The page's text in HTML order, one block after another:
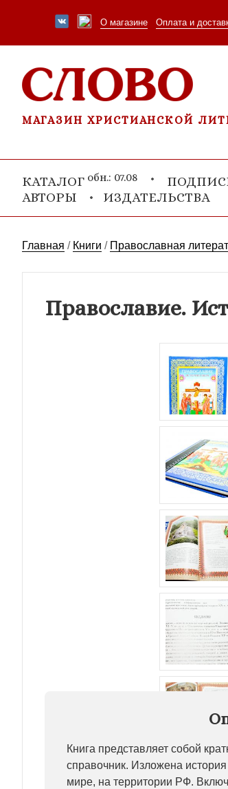
О магазине Оплата и
МАГАЗИН ХРИСТИАНСКОЙ
КАТАЛОГ обн.: 07.08
АВТОРЫ
ИЗДАТЕЛЬСТВА
Главная / Книги / Православная
Православие.
Книга представляет собой
справочник. Изложена
мире, на территории РФ.